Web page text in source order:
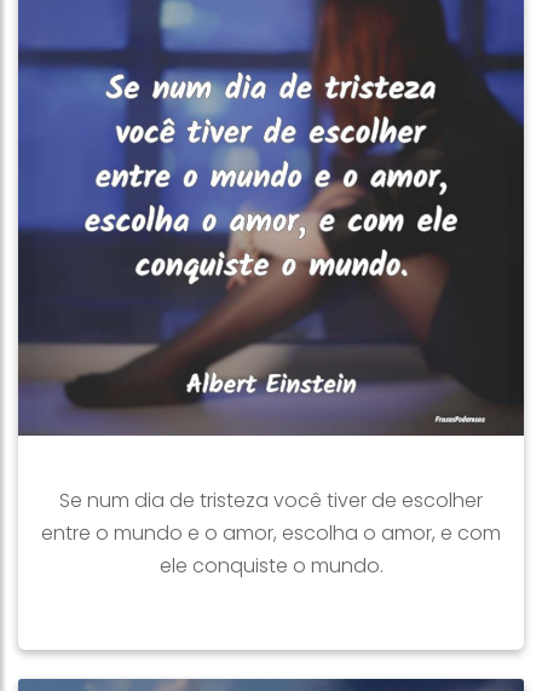
Se num dia de tristeza você tiver de escolher
entre o mundo e o amor, escolha o amor, e com
ele conquiste o mundo.